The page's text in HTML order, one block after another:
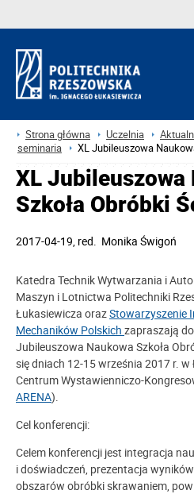
Strona główna Uczelnia
seminaria
XL Jubileuszowa
XL Jubileuszowa
Szkoła Obróbki
2017-04-19, red. Monika Świgoń
Katedra Technik Wytwarzania i
Maszyn i Lotnictwa Politechniki
Łukasiewicza orazStowarzyszenie
Mechaników Polskich zapraszają
Jubileuszowa Naukowa Szkoła
się dniach 12-15 września 2017 r. w
Centrum Wystawienniczo-
ARENA).
Cel konferencji:
Celem konferencji jest integracja
i doświadczeń, prezentacja
obszarów obróbki skrawaniem,